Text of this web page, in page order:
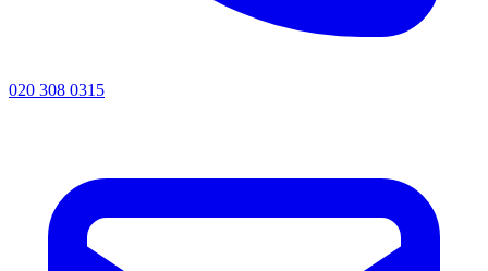
020 308 0315